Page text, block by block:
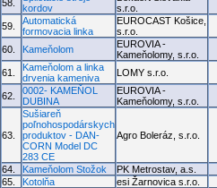
58.
kordov
s.r.o.
59.
Automatická
formovacia linka
EUROCAST Košice,
s.r.o.
60. Kameňolom
EUROVIA -
Kameňolomy, s.r.o.
61.
Kameňolom a linka
drvenia kameniva
LOMY s.r.o.
62.
0002- KAMEŇOL
DUBINA
EUROVIA -
Kameňolomy, s.r.o.
63.
Sušiareň
poľnohospodárskych
produktov - DAN-
CORN Model DC
283 CE
Agro Boleráz, s.r.o.
64. Kameňolom Stožok PK Metrostav, a.s.
65.
Kotolňa esi Žarnovica s.r.o.